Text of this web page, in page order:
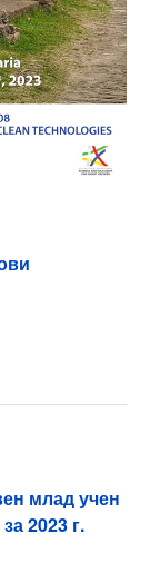
млад учен
2023 г.